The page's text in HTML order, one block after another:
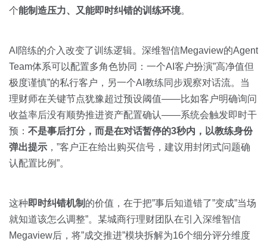
个能制造压力、又能即时纠错的训练环境。
AI陪练的介入改变了训练逻辑。深维智信Megaview的Agent
Team体系可以配置多角色协同：一个AI客户扮演”高净值但
极度谨慎”的私行客户，另一个AI教练同步观察对话流。当
理财师在关键节点犹豫超过预设阈值——比如客户明确询问
收益率后没有顺势推进资产配置确认——系统会触发即时干
预： 不是事后打分，而是在对话暂停的3秒内，以教练身份
弹出提示 ，”客户正在给出购买信号，建议用封闭式问题确
认配置比例”。
这种 即时纠错机制 的价值，在于把”事后知道错了”变成”当场
就知道该怎么调整”。某城商行理财团队在引入深维智信
Megaview后，将”成交推进”模块拆解为16个细分评分维度